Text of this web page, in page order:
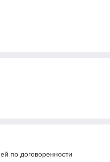
по договоренности